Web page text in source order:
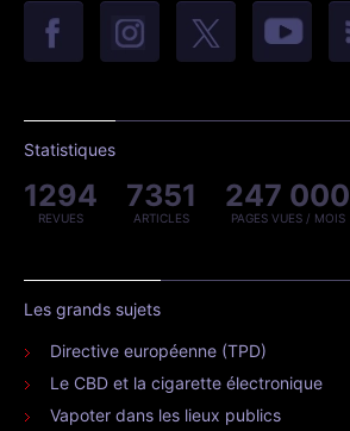
Statistiques
1294
REVUES
7351
ARTICLES
247 000
PAGES VUES / MOIS
Les grands sujets
Directive européenne (TPD)
Le CBD et la cigarette électronique
Vapoter dans les lieux publics